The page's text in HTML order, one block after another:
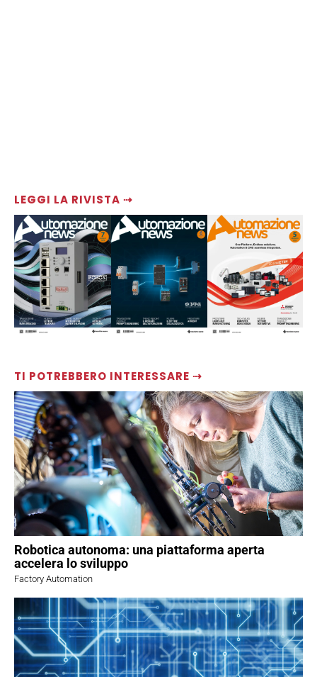
LEGGI LA RIVISTA ⇢
TI POTREBBERO INTERESSARE ⇢
Robotica autonoma: una piattaforma aperta
accelera lo sviluppo
Factory Automation